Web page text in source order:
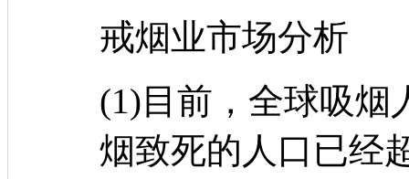
戒烟业市场分析
(1)目前，全球吸烟
烟致死的人口已经